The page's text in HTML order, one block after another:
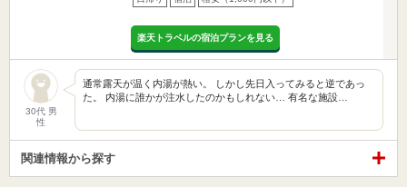
楽天トラベルの宿泊プランを見る
30代 男
性
通常露天が温く内湯が熱い。 しかし先日入ってみると逆であっ
た。 内湯に誰かが注水したのかもしれない… 有名な施設…
関連情報から探す